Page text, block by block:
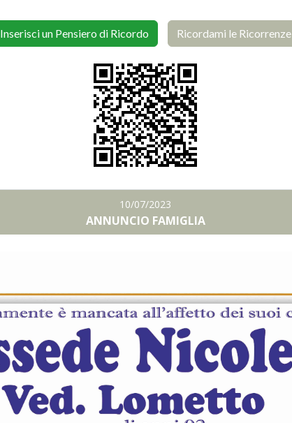
Inserisci un Pensiero di Ricordo Ricordami le Ricorrenze
10/07/2023
ANNUNCIO FAMIGLIA